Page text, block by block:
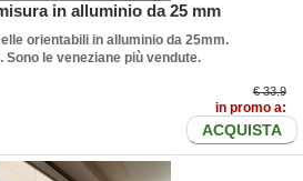
in alluminio da 25 mm
orientabili in alluminio da 25mm.
Sono le veneziane più vendute.
€ 33.9
in promo a:
ACQUISTA